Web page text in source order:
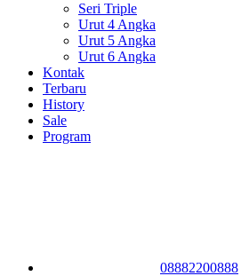
Seri Triple
Urut 4 Angka
Urut 5 Angka
Urut 6 Angka
Kontak
Terbaru
History
Sale
Program
08882200888